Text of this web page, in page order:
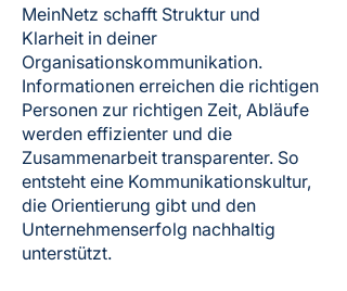
MeinNetz schafft Struktur und
Klarheit in deiner
Organisationskommunikation.
Informationen erreichen die richtigen
Personen zur richtigen Zeit, Abläufe
werden effizienter und die
Zusammenarbeit transparenter. So
entsteht eine Kommunikationskultur,
die Orientierung gibt und den
Unternehmenserfolg nachhaltig
unterstützt.